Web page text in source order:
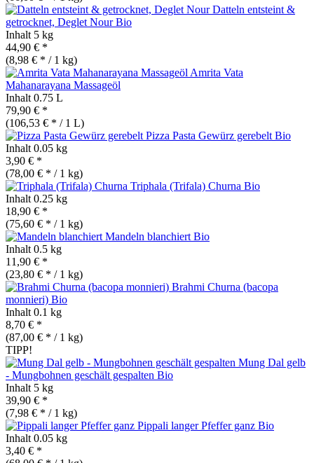
Datteln entsteint &
getrocknet, Deglet NourBio
Inhalt 5 kg
44,90 € *
(8,98 € * / 1 kg)
Amrita Vata
Mahanarayana Massageöl
Inhalt 0.75 L
79,90 € *
(106,53 € * / 1 L)
Pizza Pasta Gewürz gerebelt Bio
Inhalt 0.05 kg
3,90 € *
(78,00 € * / 1 kg)
Triphala (Trifala) Churna Bio
Inhalt 0.25 kg
18,90 € *
(75,60 € * / 1 kg)
Mandeln blanchiert Bio
Inhalt 0.5 kg
11,90 € *
(23,80 € * / 1 kg)
Brahmi Churna (bacopa
monnieri) Bio
Inhalt 0.1 kg
8,70 € *
(87,00 € * / 1 kg)
TIPP!
Mung Dal gelb
- Mungbohnen geschält gespalten Bio
Inhalt 5 kg
39,90 € *
(7,98 € * / 1 kg)
Pippali langer Pfeffer ganz Bio
Inhalt 0.05 kg
3,40 € *